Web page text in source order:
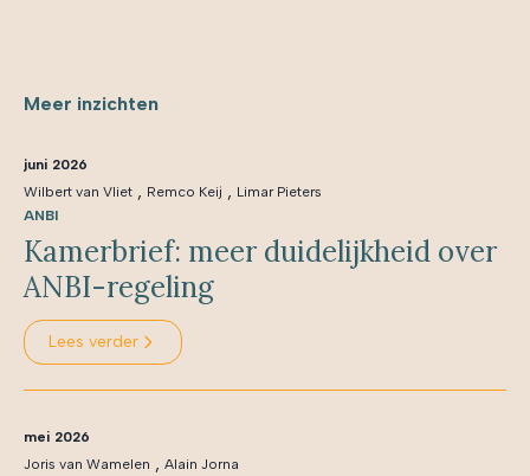
Meer inzichten
juni 2026
Wilbert van Vliet , Remco Keij , Limar Pieters
ANBI
Kamerbrief: meer duidelijkheid over
ANBI-regeling
Lees verder
mei 2026
Joris van Wamelen , Alain Jorna